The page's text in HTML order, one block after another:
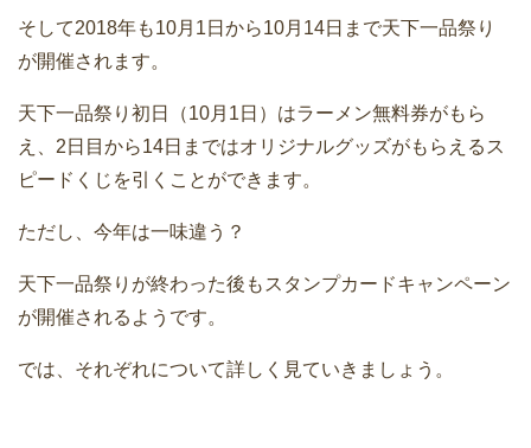
そして2018年も10月1日から10月14日まで天下一品祭り
が開催されます。
天下一品祭り初日（10月1日）はラーメン無料券がもら
え、2日目から14日まではオリジナルグッズがもらえるス
ピードくじを引くことができます。
ただし、今年は一味違う？
天下一品祭りが終わった後もスタンプカードキャンペーン
が開催されるようです。
では、それぞれについて詳しく見ていきましょう。